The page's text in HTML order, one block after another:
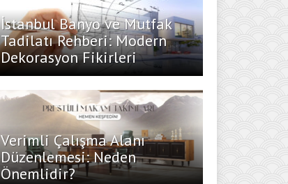
İstanbul Banyo ve Mutfak
Tadilatı Rehberi: Modern
Dekorasyon Fikirleri
Verimli Çalışma Alanı
Düzenlemesi: Neden
Önemlidir?